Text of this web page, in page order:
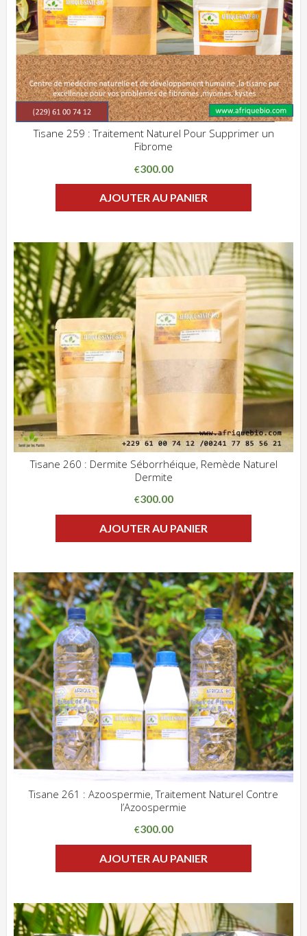
Tisane 259 : Traitement Naturel Pour Supprimer un
Fibrome
€300.00
AJOUTER AU PANIER
Tisane 260 : Dermite Séborrhéique, Remède Naturel
Dermite
€300.00
AJOUTER AU PANIER
Tisane 261 : Azoospermie, Traitement Naturel Contre
l’Azoospermie
€300.00
AJOUTER AU PANIER